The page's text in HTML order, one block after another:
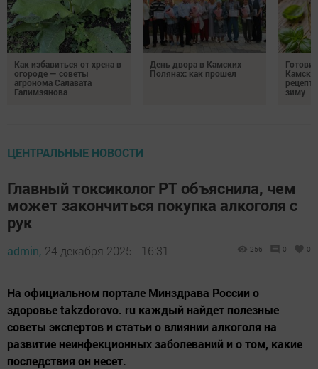
Как избавиться от хрена в
огороде — советы
агронома Салавата
Галимзянова
День двора в Камских
Полянах: как прошел
зиму
ЦЕНТРАЛЬНЫЕ НОВОСТИ
Главный токсиколог РТ объяснила, чем
может закончиться покупка алкоголя с
рук
admin, 24 декабря 2025 - 16:31 256 0 0
На официальном портале Минздрава России о
здоровье takzdorovo. ru каждый найдет полезные
советы экспертов и статьи о влиянии алкоголя на
развитие неинфекционных заболеваний и о том, какие
последствия он несет.